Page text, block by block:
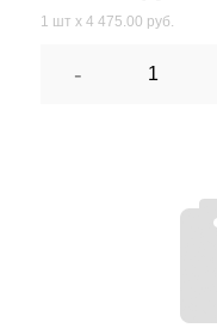
1 шт х 4 475.00 руб.
-